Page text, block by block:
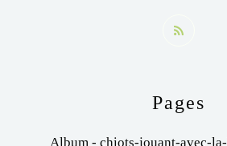
Pages
Album - chiots-jouant-avec-